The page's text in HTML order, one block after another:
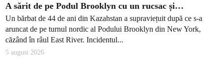
A sărit de pe Podul Brooklyn cu un rucsac și…
Un bărbat de 44 de ani din Kazahstan a supraviețuit după ce s-a
aruncat de pe turnul nordic al Podului Brooklyn din New York,
căzând în râul East River. Incidentul...
5 august 2026